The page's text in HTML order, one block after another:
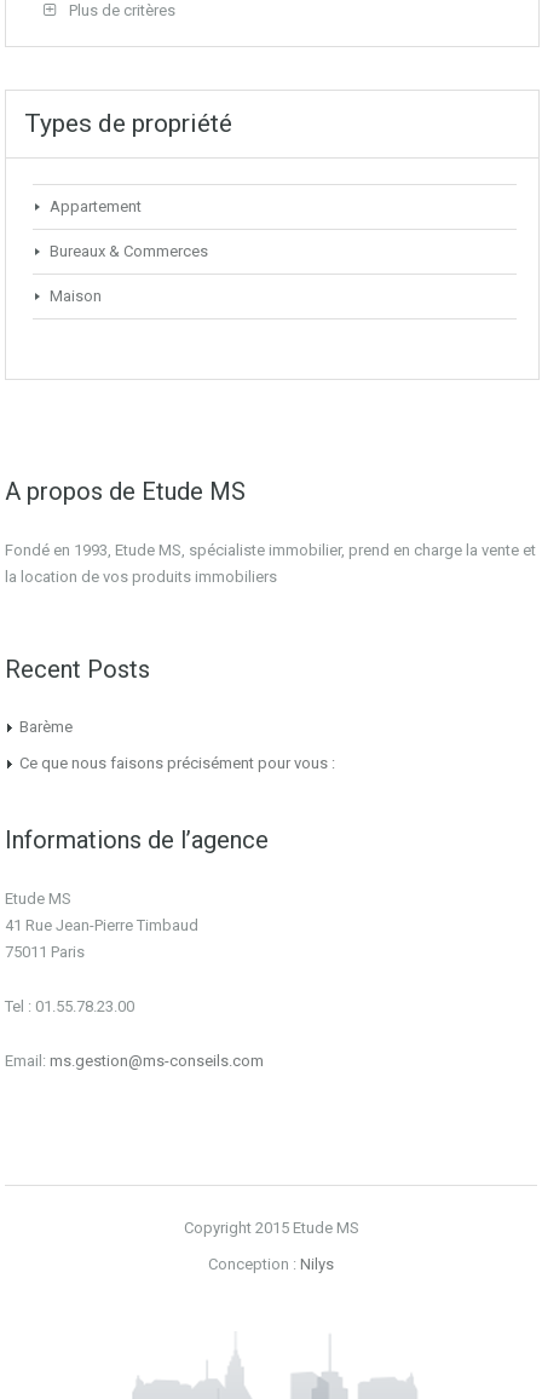
Plus de critères
Types de propriété
Appartement
Bureaux & Commerces
Maison
A propos de Etude MS
Fondé en 1993, Etude MS, spécialiste immobilier, prend en charge la vente et
la location de vos produits immobiliers
Recent Posts
Barème
Ce que nous faisons précisément pour vous :
Informations de l’agence
Etude MS
41 Rue Jean-Pierre Timbaud
75011 Paris
Tel : 01.55.78.23.00
Email: ms.gestion@ms-conseils.com
Copyright 2015 Etude MS
Conception : Nilys